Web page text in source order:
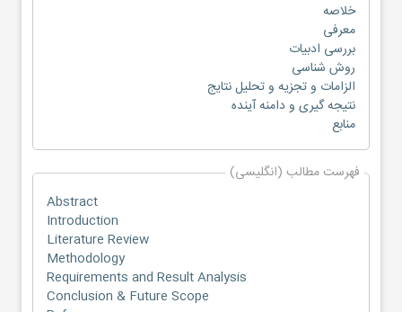
خلاصه
معرفی
بررسی ادبیات
روش شناسی
الزامات و تجزیه و تحلیل نتایج
نتیجه گیری و دامنه آینده
منابع
فهرست مطالب (انگلیسی)
Abstract
Introduction
Literature Review
Methodology
Requirements and Result Analysis
Conclusion & Future Scope